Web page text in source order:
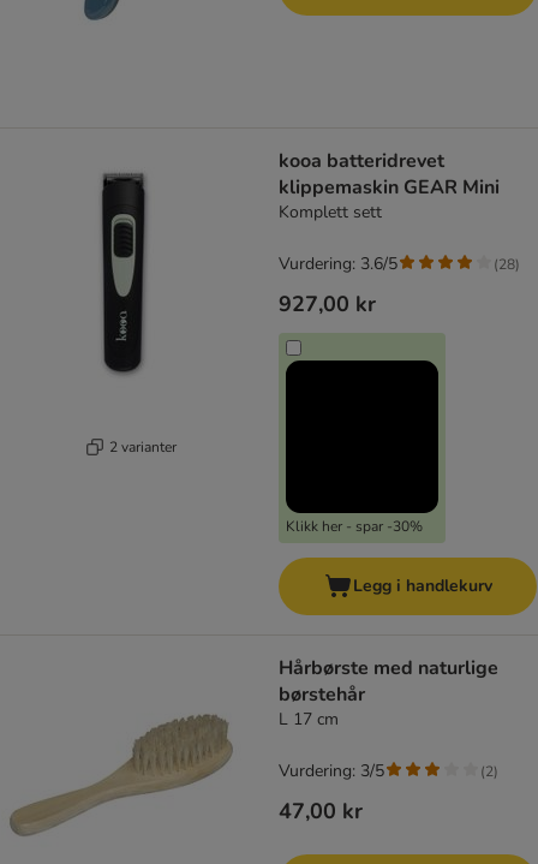
2 varianter
kooa batteridrevet
klippemaskin GEAR Mini
Komplett sett
927,00 kr
Klikk her - spar -30%
Vurdering: 3.6/5 (28)
Legg i handlekurv
Hårbørste med naturlige
børstehår
L 17 cm
47,00 kr
Vurdering: 3/5 (2)